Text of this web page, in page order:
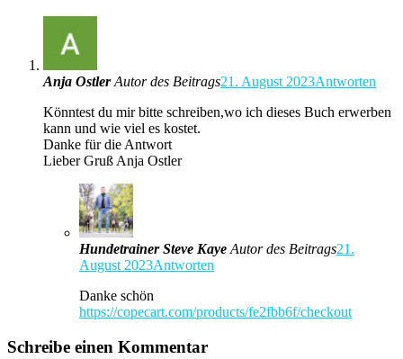
Anja Ostler Autor des Beitrags21. August 2023Antworten
Könntest du mir bitte schreiben,wo ich dieses Buch erwerben
kann und wie viel es kostet.
Danke für die Antwort
Lieber Gruß Anja Ostler
Hundetrainer Steve Kaye Autor des Beitrags21.
August 2023Antworten
Danke schön
https://copecart.com/products/fe2fbb6f/checkout
Schreibe einen Kommentar